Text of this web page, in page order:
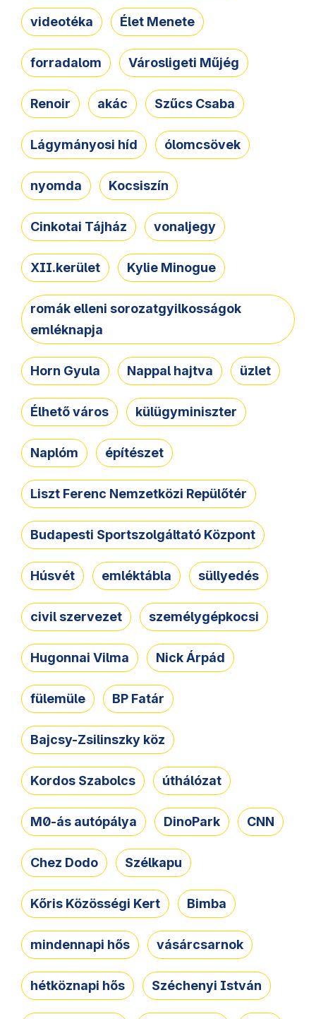
videotéka Élet Menete
forradalom Városligeti Műjég
Renoir akác Szűcs Csaba
Lágymányosi híd ólomcsövek
nyomda Kocsiszín
Cinkotai Tájház vonaljegy
XII.kerület Kylie Minogue
romák elleni sorozatgyilkosságok
emléknapja
Horn Gyula Nappal hajtva üzlet
Élhető város külügyminiszter
Naplóm építészet
Liszt Ferenc Nemzetközi Repülőtér
Budapesti Sportszolgáltató Központ
Húsvét emléktábla süllyedés
civil szervezet személygépkocsi
Hugonnai Vilma Nick Árpád
fülemüle BP Fatár
Bajcsy-Zsilinszky köz
Kordos Szabolcs úthálózat
M0-ás autópálya DinoPark CNN
Chez Dodo Szélkapu
Kőris Közösségi Kert Bimba
mindennapi hős vásárcsarnok
hétköznapi hős Széchenyi István